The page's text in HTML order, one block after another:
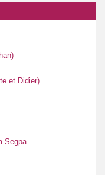
et Didier)
Segpa